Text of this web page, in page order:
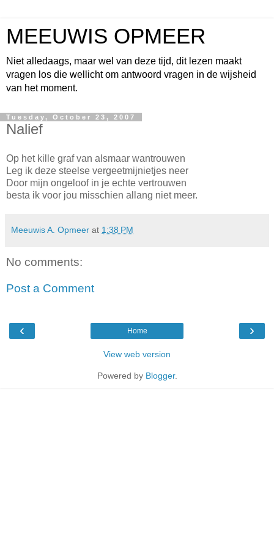
MEEUWIS OPMEER
Niet alledaags, maar wel van deze tijd, dit lezen maakt
vragen los die wellicht om antwoord vragen in de wijsheid
van het moment.
Tuesday, October 23, 2007
Nalief
Op het kille graf van alsmaar wantrouwen
Leg ik deze steelse vergeetmijnietjes neer
Door mijn ongeloof in je echte vertrouwen
besta ik voor jou misschien allang niet meer.
Meeuwis A. Opmeer at 1:38 PM
No comments:
Post a Comment
‹ ›
Home
View web version
Powered by Blogger.